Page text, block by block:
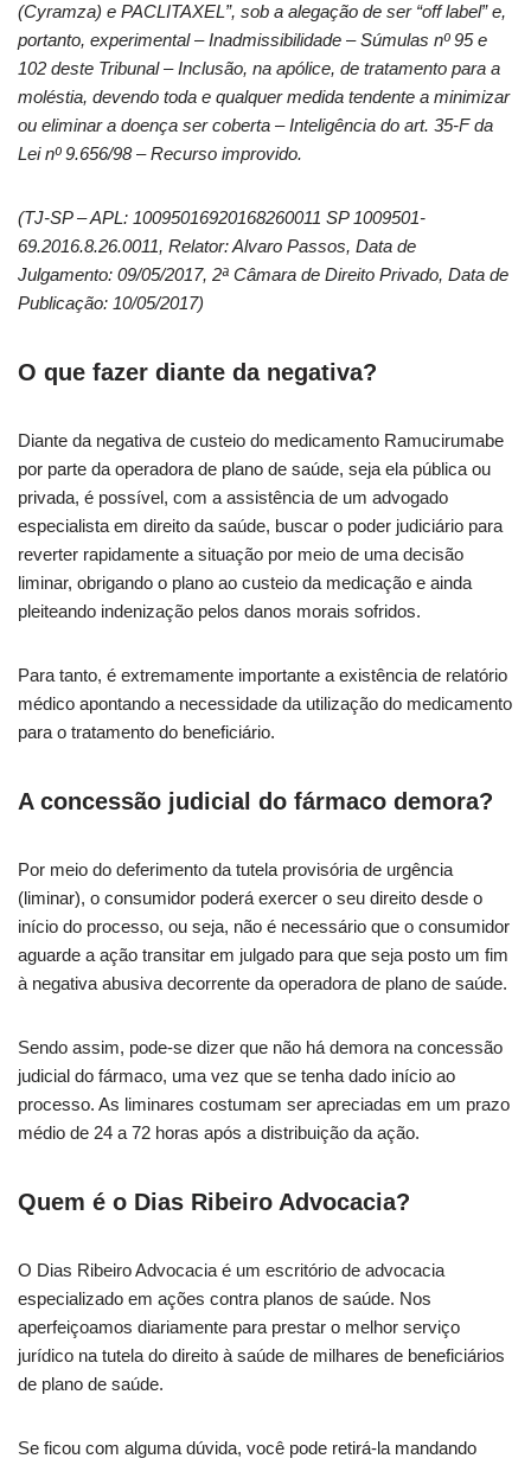
(Cyramza) e PACLITAXEL”, sob a alegação de ser “off label” e,
portanto, experimental – Inadmissibilidade – Súmulas nº 95 e
102 deste Tribunal – Inclusão, na apólice, de tratamento para a
moléstia, devendo toda e qualquer medida tendente a minimizar
ou eliminar a doença ser coberta – Inteligência do art. 35-F da
Lei nº 9.656/98 – Recurso improvido.
(TJ-SP – APL: 10095016920168260011 SP 1009501-
69.2016.8.26.0011, Relator: Alvaro Passos, Data de
Julgamento: 09/05/2017, 2ª Câmara de Direito Privado, Data de
Publicação: 10/05/2017)
O que fazer diante da negativa?
Diante da negativa de custeio do medicamento Ramucirumabe
por parte da operadora de plano de saúde, seja ela pública ou
privada, é possível, com a assistência de um advogado
especialista em direito da saúde, buscar o poder judiciário para
reverter rapidamente a situação por meio de uma decisão
liminar, obrigando o plano ao custeio da medicação e ainda
pleiteando indenização pelos danos morais sofridos.
Para tanto, é extremamente importante a existência de relatório
médico apontando a necessidade da utilização do medicamento
para o tratamento do beneficiário.
A concessão judicial do fármaco demora?
Por meio do deferimento da tutela provisória de urgência
(liminar), o consumidor poderá exercer o seu direito desde o
início do processo, ou seja, não é necessário que o consumidor
aguarde a ação transitar em julgado para que seja posto um fim
à negativa abusiva decorrente da operadora de plano de saúde.
Sendo assim, pode-se dizer que não há demora na concessão
judicial do fármaco, uma vez que se tenha dado início ao
processo. As liminares costumam ser apreciadas em um prazo
médio de 24 a 72 horas após a distribuição da ação.
Quem é o Dias Ribeiro Advocacia?
O Dias Ribeiro Advocacia é um escritório de advocacia
especializado em ações contra planos de saúde. Nos
aperfeiçoamos diariamente para prestar o melhor serviço
jurídico na tutela do direito à saúde de milhares de beneficiários
de plano de saúde.
Se ficou com alguma dúvida, você pode retirá-la mandando